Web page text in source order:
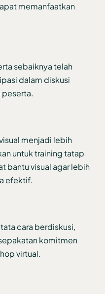
memanfaatkan
sebaiknya telah
dalam diskusi
peserta.
menjadi lebih
untuk training tatap
bantu visual agar lebih
efektif.
cara berdiskusi,
komitmen
virtual.